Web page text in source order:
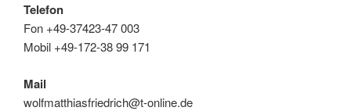
Telefon
Fon +49-37423-47 003
Mobil +49-172-38 99 171
Mail
wolfmatthiasfriedrich@t-online.de